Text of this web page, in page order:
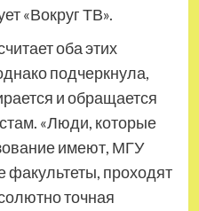
«Вокруг ТВ».
оба этих
подчеркнула,
и обращается
«Люди, которые
имеют, МГУ
факультеты, проходят
точная